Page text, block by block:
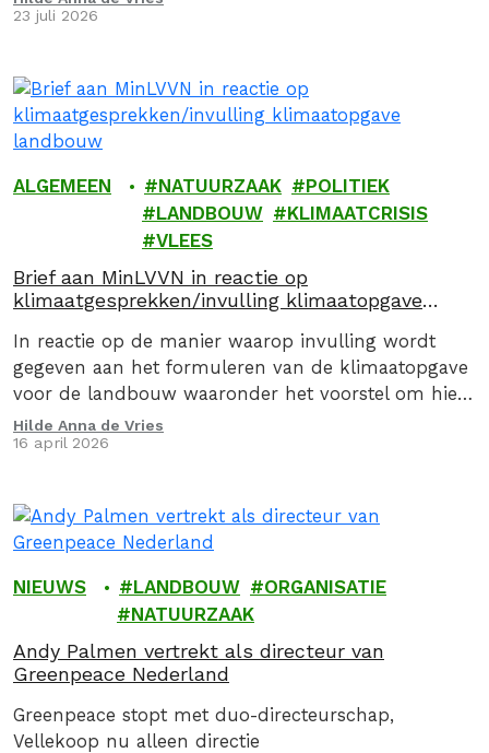
stikstofproblematiek.
23 juli 2026
ALGEMEEN NATUURZAAK
POLITIEK
LANDBOUW
KLIMAATCRISIS
VLEES
Brief aan MinLVVN in reactie op
klimaatgesprekken/invulling klimaatopgave
In reactie op de manier waarop invulling wordt
gegeven aan het formuleren van de klimaatopgave
voor de landbouw waaronder het voorstel om hier
via een convenant invulling aan te geven, stuurden
we op 16 april 2026, samen met de Caring Farmers
Hilde Anna de Vries
16 april 2026
NIEUWS LANDBOUW
ORGANISATIE
NATUURZAAK
Andy Palmen vertrekt als directeur van
Greenpeace Nederland
Greenpeace stopt met duo-directeurschap,
Vellekoop nu alleen directie